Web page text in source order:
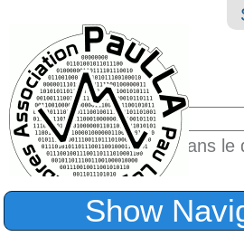
Chercher par
Seulement dans le
Recherche
Show